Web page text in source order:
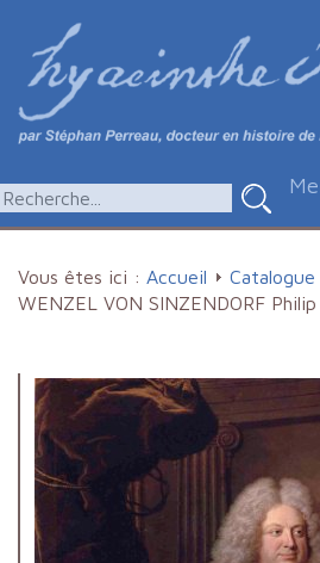
Vous êtes ici : Accueil Catalogue
WENZEL VON SINZENDORF